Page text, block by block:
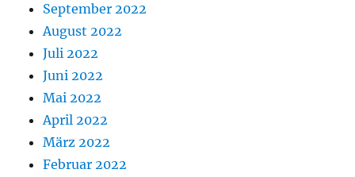
September 2022
August 2022
Juli 2022
Juni 2022
Mai 2022
April 2022
März 2022
Februar 2022